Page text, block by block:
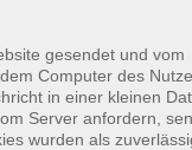
– ein
–
gesendet und vom
Computer des
in einer kleinen
Server anfordern,
wurden als